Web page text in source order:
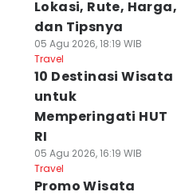
Lokasi, Rute, Harga,
dan Tipsnya
05 Agu 2026, 18:19 WIB
Travel
10 Destinasi Wisata
untuk
Memperingati HUT
RI
05 Agu 2026, 16:19 WIB
Travel
Promo Wisata